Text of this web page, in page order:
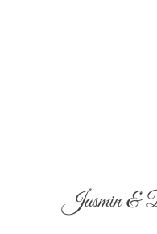
Jasmin &